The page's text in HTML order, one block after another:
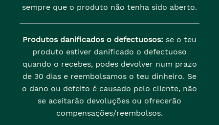
sempre que o produto não tenha sido aberto.
Produtos danificados o defectuosos: se o teu
produto estiver danificado o defectuoso
quando o recebes, podes devolver num prazo
de 30 dias e reembolsamos o teu dinheiro. Se
o dano ou defeito é causado pelo cliente, não
se aceitarão devoluções ou ofrecerão
compensações/reembolsos.